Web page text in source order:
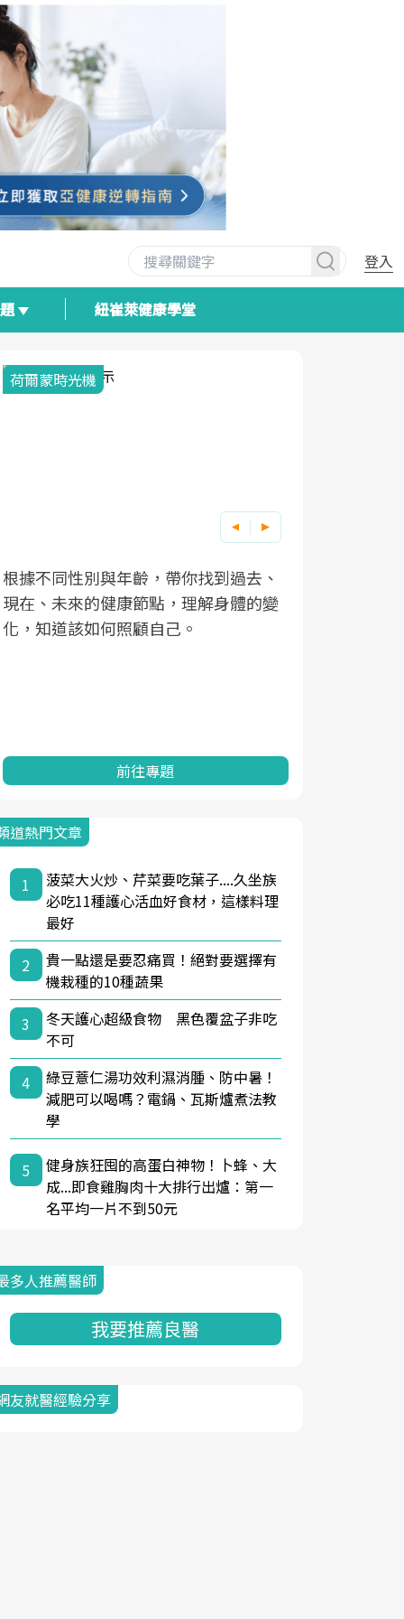
登入
紐崔萊健康學堂
荷爾蒙時光機
根據不同性別與年齡，帶你找到過去、
現在、未來的健康節點，理解身體的變
化，知道該如何照顧自己。
前往專題
道熱門文章
1
菠菜大火炒、芹菜要吃葉子....久坐族
必吃11種護心活血好食材，這樣料理
最好
2
貴一點還是要忍痛買！絕對要選擇有
機栽種的10種蔬果
3
冬天護心超級食物 黑色覆盆子非吃
不可
4
綠豆薏仁湯功效利濕消腫、防中暑！
減肥可以喝嗎？電鍋、瓦斯爐煮法教
學
5
健身族狂囤的高蛋白神物！卜蜂、大
成...即食雞胸肉十大排行出爐：第一
名平均一片不到50元
多人推薦醫師
我要推薦良醫
友就醫經驗分享